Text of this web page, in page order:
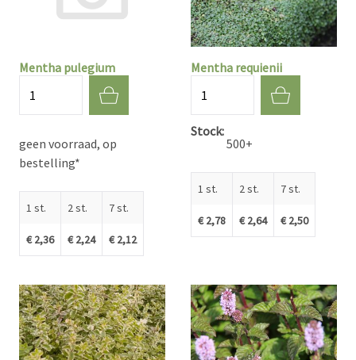
Mentha pulegium
geen voorraad, op
bestelling*
1 st.
€ 2,36
2 st.
€ 2,24
7 st.
€ 2,12
Mentha requienii
Stock
500+
1 st.
€ 2,78
2 st.
€ 2,64
7 st.
€ 2,50